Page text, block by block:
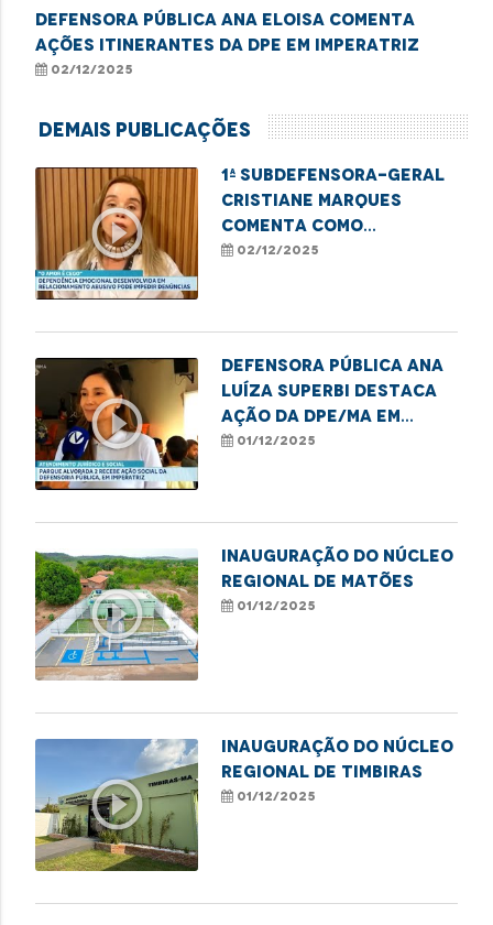
Defensora pública Ana Eloisa comenta
ações itinerantes da DPE em Imperatriz
02/12/2025
Demais Publicações
play_circle_outline
1ª subdefensora-geral
Cristiane Marques
comenta como
dependência emocional
02/12/2025
play_circle_outline
Defensora Pública Ana
Luíza Superbi destaca
ação da DPE/MA em
Imperatriz em defesa
01/12/2025
play_circle_outline
Inauguração do Núcleo
Regional de Matões
01/12/2025
play_circle_outline
Inauguração do Núcleo
Regional de Timbiras
01/12/2025